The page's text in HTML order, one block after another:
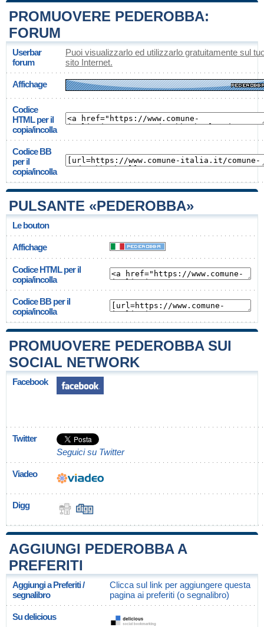
PROMUOVERE PEDEROBBA:
FORUM
Userbar
forum
Puoi visualizzarlo ed utilizzarlo gratuitamente sul
sito Internet.
Affichage
Codice
HTML per il
copia/incolla
Codice BB
per il
copia/incolla
PULSANTE «PEDEROBBA»
Le bouton
Affichage
Codice HTML per il
copia/incolla
Codice BB per il
copia/incolla
PROMUOVERE PEDEROBBA SUI
SOCIAL NETWORK
Facebook
Twitter
Seguici su Twitter
Viadeo
Digg
AGGIUNGI PEDEROBBA A
PREFERITI
Aggiungi a Preferiti /
segnalibro
Clicca sul link per aggiungere questa
pagina ai preferiti (o segnalibro)
Su delicious